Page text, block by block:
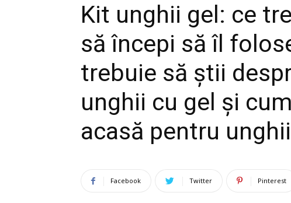
Kit unghii gel: ce
să începi să îl
trebuie să știi
unghii cu gel și
acasă pentru
Facebook Twitter Pinterest